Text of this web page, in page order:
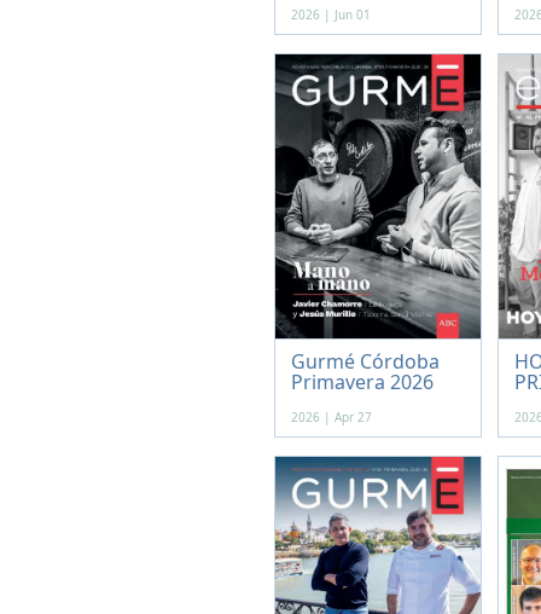
2026 | Jun 01
Gurmé Córdoba
Primavera 2026
2026 | Apr 27